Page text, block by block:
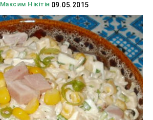
Максим Нікітін 09.05.2015